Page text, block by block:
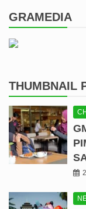
GRAMEDIA
THUMBNAIL